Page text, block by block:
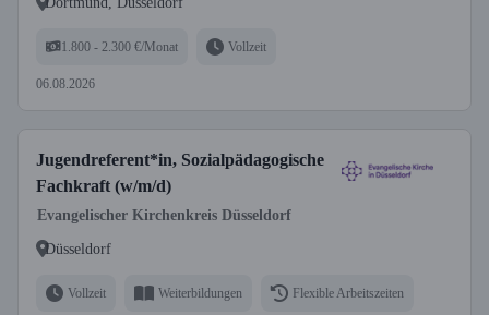
1.800 - 2.300 €/Monat Vollzeit
06.08.2026
Jugendreferent*in, Sozialpädagogische
Fachkraft (w/m/d)
Evangelischer Kirchenkreis Düsseldorf
Düsseldorf
Vollzeit Weiterbildungen Flexible Arbeitszeiten